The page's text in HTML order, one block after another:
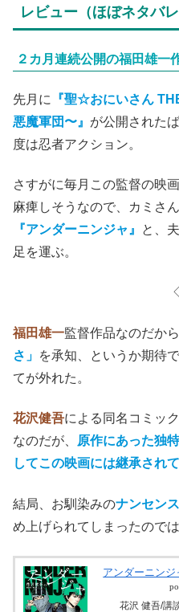
レビュー（ほぼネタバレ
２カ月連続公開の福田雄一
先月に
『聖☆おにいさん
悪魔軍団〜』 が公開された
度は忍者アクション。
さすがに毎月この監督の映
麻痺しそうなので、カミさ
『アンダーニンジャ』
と、
足を運ぶ。
福田雄一監督作品なのだから
さ」 を承知、というか期待
てが外れた。
花沢健吾による同名コミッ
なのだが、
原作にあった独
してこの映画には継承され
結局、お馴染みのナンセン
め上げられてしまったのでは
アンダーニン
花沢 健吾/講